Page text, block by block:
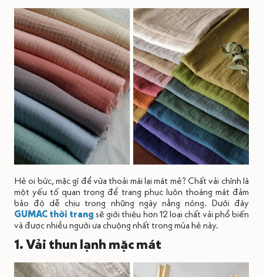
Hè oi bức, mặc gì để vừa thoải mái lại mát mẻ? Chất vải chính là
một yếu tố quan trọng để trang phục luôn thoáng mát đảm
bảo độ dễ chịu trong những ngày nắng nóng. Dưới đây
GUMAC thời trang sẽ giới thiệu hơn 12 loại chất vải phổ biến
và được nhiều người ưa chuộng nhất trong mùa hè này.
1. Vải thun lạnh mặc mát